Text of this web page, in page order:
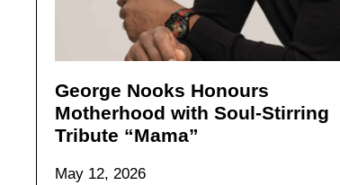
George Nooks Honours
Motherhood with Soul-Stirring
Tribute “Mama”
May 12, 2026